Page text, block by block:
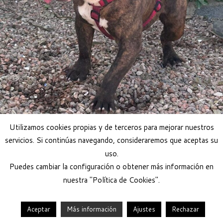
Adoptar perro
© 2026 Help Guau ·Funciona con · Diseñado con el Tema Customizr
Utilizamos cookies propias y de terceros para mejorar nuestros
servicios. Si continúas navegando, consideraremos que aceptas su
uso.
Puedes cambiar la configuración o obtener más información en
nuestra "Política de Cookies".
Aceptar Más información Ajustes Rechazar